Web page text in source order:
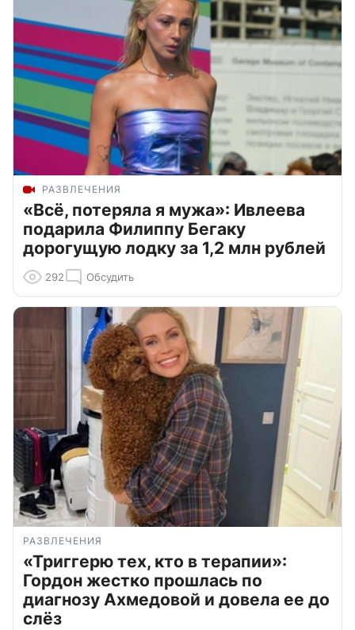
РАЗВЛЕЧЕНИЯ
«Всё, потеряла я мужа»: Ивлеева
подарила Филиппу Бегаку
дорогущую лодку за 1,2 млн рублей
292 Обсудить
РАЗВЛЕЧЕНИЯ
«Триггерю тех, кто в терапии»:
Гордон жестко прошлась по
диагнозу Ахмедовой и довела ее до
слёз